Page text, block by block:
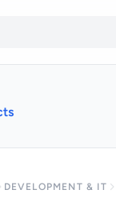
DEVELOPMENT & IT